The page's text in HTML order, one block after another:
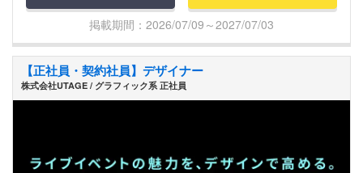
掲載期間：2026/07/09～2027/07/03
【正社員・契約社員】デザイナー
株式会社UTAGE / グラフィック系 正社員